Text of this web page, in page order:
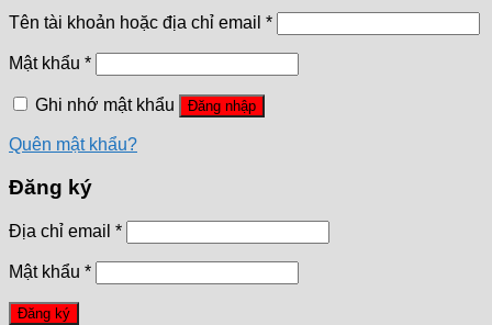
Tên tài khoản hoặc địa chỉ email *
Mật khẩu *
Ghi nhớ mật khẩu Đăng nhập
Quên mật khẩu?
Đăng ký
Địa chỉ email *
Mật khẩu *
Đăng ký